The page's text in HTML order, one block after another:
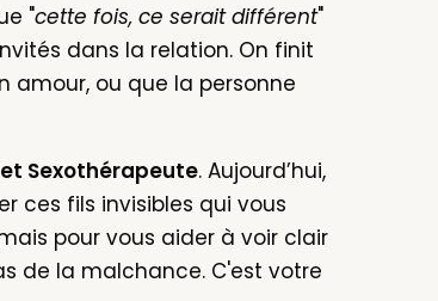
volume.
"cette fois, ce serait différent"
dans la relation. On finit
amour, ou que la personne
et Sexothérapeute. Aujourd’hui,
ces fils invisibles qui vous
pour vous aider à voir clair
de la malchance. C'est votre